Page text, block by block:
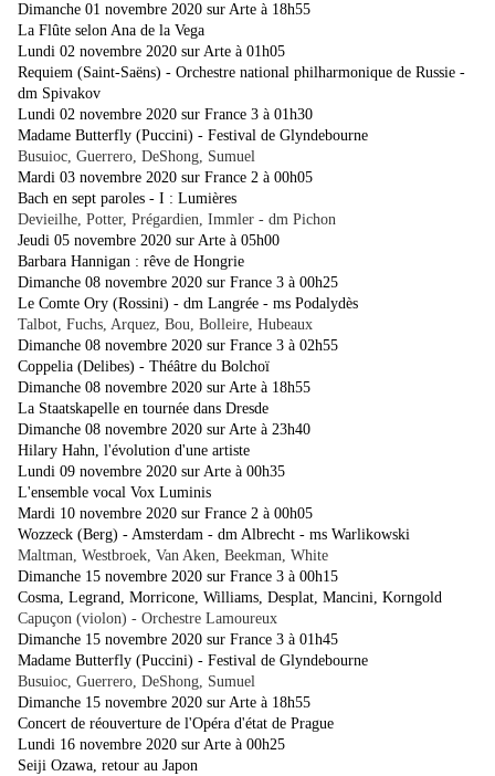
Dimanche 01 novembre 2020 sur Arte à 18h55
La Flûte selon Ana de la Vega
Lundi 02 novembre 2020 sur Arte à 01h05
Requiem (Saint-Saëns) - Orchestre national philharmonique de Russie -
dm Spivakov
Lundi 02 novembre 2020 sur France 3 à 01h30
Madame Butterfly (Puccini) - Festival de Glyndebourne
Busuioc, Guerrero, DeShong, Sumuel
Mardi 03 novembre 2020 sur France 2 à 00h05
Bach en sept paroles - I : Lumières
Devieilhe, Potter, Prégardien, Immler - dm Pichon
Jeudi 05 novembre 2020 sur Arte à 05h00
Barbara Hannigan : rêve de Hongrie
Dimanche 08 novembre 2020 sur France 3 à 00h25
Le Comte Ory (Rossini) - dm Langrée - ms Podalydès
Talbot, Fuchs, Arquez, Bou, Bolleire, Hubeaux
Dimanche 08 novembre 2020 sur France 3 à 02h55
Coppelia (Delibes) - Théâtre du Bolchoï
Dimanche 08 novembre 2020 sur Arte à 18h55
La Staatskapelle en tournée dans Dresde
Dimanche 08 novembre 2020 sur Arte à 23h40
Hilary Hahn, l'évolution d'une artiste
Lundi 09 novembre 2020 sur Arte à 00h35
L'ensemble vocal Vox Luminis
Mardi 10 novembre 2020 sur France 2 à 00h05
Wozzeck (Berg) - Amsterdam - dm Albrecht - ms Warlikowski
Maltman, Westbroek, Van Aken, Beekman, White
Dimanche 15 novembre 2020 sur France 3 à 00h15
Cosma, Legrand, Morricone, Williams, Desplat, Mancini, Korngold
Capuçon (violon) - Orchestre Lamoureux
Dimanche 15 novembre 2020 sur France 3 à 01h45
Madame Butterfly (Puccini) - Festival de Glyndebourne
Busuioc, Guerrero, DeShong, Sumuel
Dimanche 15 novembre 2020 sur Arte à 18h55
Concert de réouverture de l'Opéra d'état de Prague
Lundi 16 novembre 2020 sur Arte à 00h25
Seiji Ozawa, retour au Japon